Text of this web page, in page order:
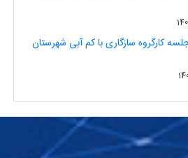
کارگروه سازگاری با کم آبی شهرستان